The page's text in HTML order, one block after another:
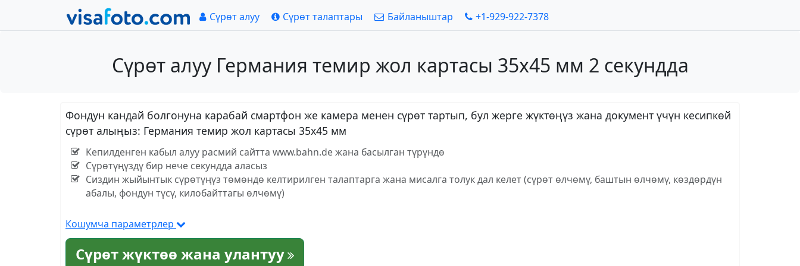
Сүрөт алуу Сүрөт талаптары Байланыштар +1-929-922-7378
Сүрөт алуу Германия темир жол картасы 35x45 мм 2 секундда
Фондун кандай болгонуна карабай смартфон же камера менен сүрөт тартып, бул жерге жүктөңүз жана документ үчүн кесипкөй
сүрөт алыңыз: Германия темир жол картасы 35x45 мм
Кепилденген кабыл алуу расмий сайтта www.bahn.de жана басылган түрүндө
Сүрөтүңүздү бир нече секундда аласыз
Сиздин жыйынтык сүрөтүңүз төмөндө келтирилген талаптарга жана мисалга толук дал келет (сүрөт өлчөмү, баштын өлчөмү, көздөрдүн
абалы, фондун түсү, килобайттагы өлчөмү)
Кошумча параметрлер
Сүрөт жүктөө жана улантуу